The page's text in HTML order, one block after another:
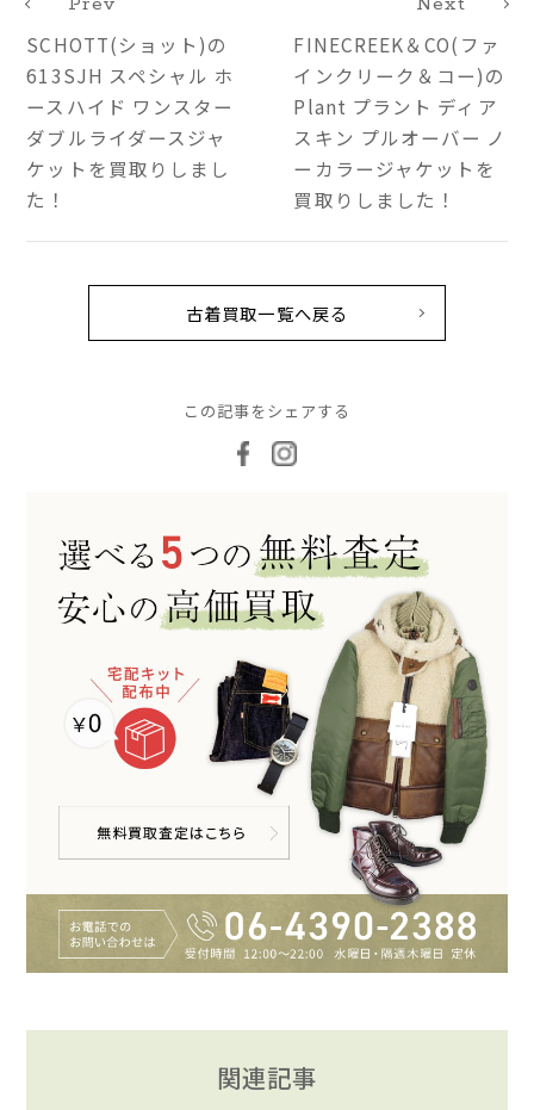
SCHOTT(ショット)の
613SJH スペシャル ホ
ースハイド ワンスター
ダブルライダースジャ
ケットを買取りしまし
た！
FINECREEK＆CO(ファ
インクリーク＆コー)の
Plant プラント ディア
スキン プルオーバー ノ
ーカラージャケットを
買取りしました！
古着買取一覧へ戻る
この記事をシェアする
関連記事